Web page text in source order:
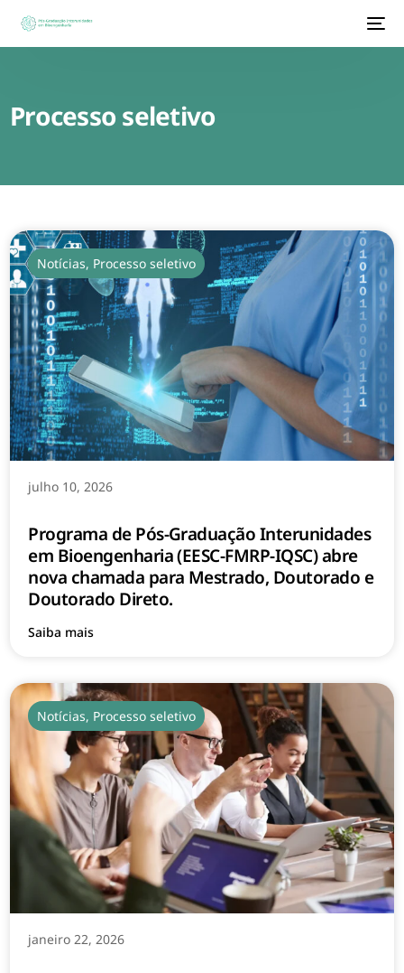
Processo seletivo
Notícias, Processo seletivo
julho 10, 2026
Programa de Pós-Graduação Interunidades
em Bioengenharia (EESC-FMRP-IQSC) abre
nova chamada para Mestrado, Doutorado e
Doutorado Direto.
Saiba mais
Notícias, Processo seletivo
janeiro 22, 2026